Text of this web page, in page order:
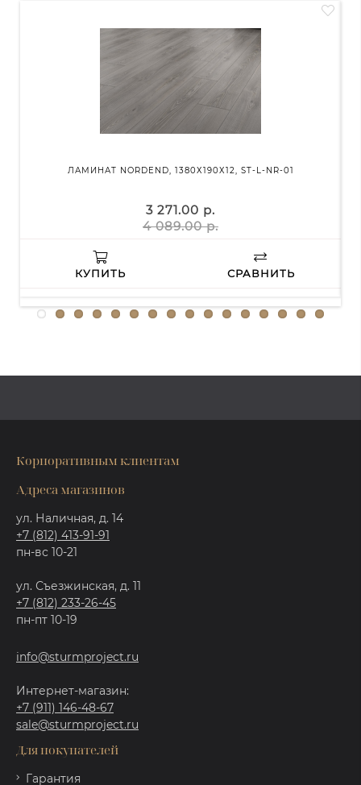
ЛАМИНАТ NORDEND, 1380Х190Х12, ST-L-NR-01
3 271.00 р.
4 089.00 р.
КУПИТЬ СРАВНИТЬ
Корпоративным клиентам
Адреса магазинов
ул. Наличная, д. 14
+7 (812) 413-91-91
пн-вс 10-21
ул. Съезжинская, д. 11
+7 (812) 233-26-45
пн-пт 10-19
info@sturmproject.ru
Интернет-магазин:
+7 (911) 146-48-67
sale@sturmproject.ru
Для покупателей
Гарантия